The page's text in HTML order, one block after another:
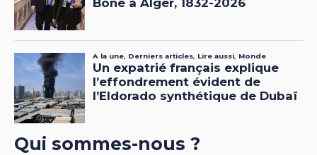
Qui sommes-nous ?